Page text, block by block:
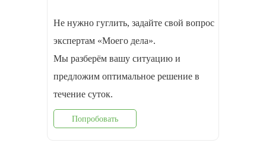
Не нужно гуглить, задайте свой вопрос
экспертам «Моего дела».
Мы разберём вашу ситуацию и
предложим оптимальное решение в
течение суток.
Попробовать